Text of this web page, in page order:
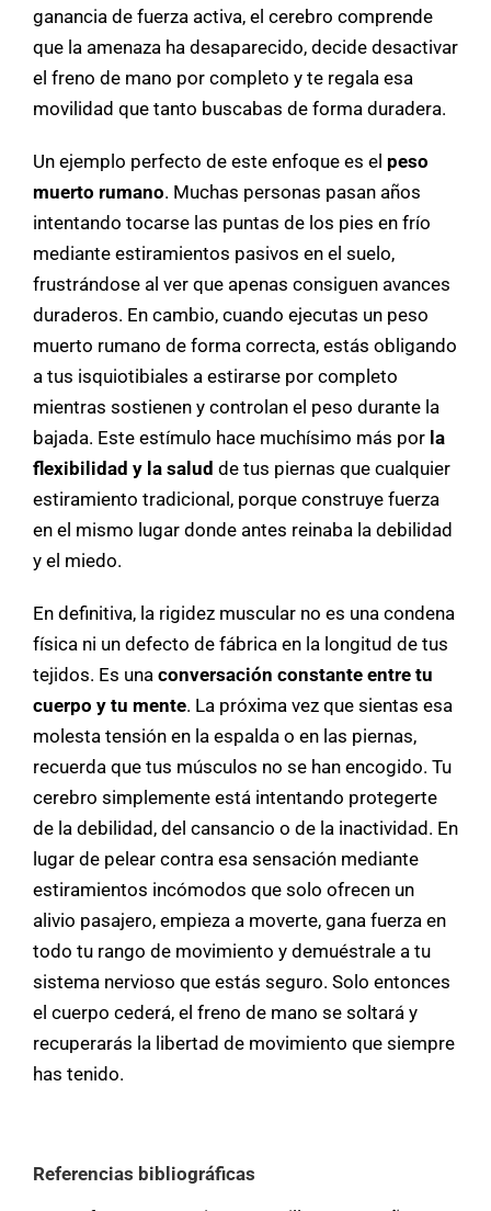
ganancia de fuerza activa, el cerebro comprende
que la amenaza ha desaparecido, decide desactivar
el freno de mano por completo y te regala esa
movilidad que tanto buscabas de forma duradera.
Un ejemplo perfecto de este enfoque es el peso
muerto rumano. Muchas personas pasan años
intentando tocarse las puntas de los pies en frío
mediante estiramientos pasivos en el suelo,
frustrándose al ver que apenas consiguen avances
duraderos. En cambio, cuando ejecutas un peso
muerto rumano de forma correcta, estás obligando
a tus isquiotibiales a estirarse por completo
mientras sostienen y controlan el peso durante la
bajada. Este estímulo hace muchísimo más por la
flexibilidad y la salud de tus piernas que cualquier
estiramiento tradicional, porque construye fuerza
en el mismo lugar donde antes reinaba la debilidad
y el miedo.
En definitiva, la rigidez muscular no es una condena
física ni un defecto de fábrica en la longitud de tus
tejidos. Es una conversación constante entre tu
cuerpo y tu mente. La próxima vez que sientas esa
molesta tensión en la espalda o en las piernas,
recuerda que tus músculos no se han encogido. Tu
cerebro simplemente está intentando protegerte
de la debilidad, del cansancio o de la inactividad. En
lugar de pelear contra esa sensación mediante
estiramientos incómodos que solo ofrecen un
alivio pasajero, empieza a moverte, gana fuerza en
todo tu rango de movimiento y demuéstrale a tu
sistema nervioso que estás seguro. Solo entonces
el cuerpo cederá, el freno de mano se soltará y
recuperarás la libertad de movimiento que siempre
has tenido.
Referencias bibliográficas